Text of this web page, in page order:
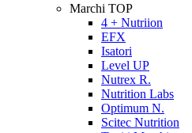
Marchi TOP
4 + Nutriion
EFX
Isatori
Level UP
Nutrex R.
Nutrition Labs
Optimum N.
Scitec Nutrition